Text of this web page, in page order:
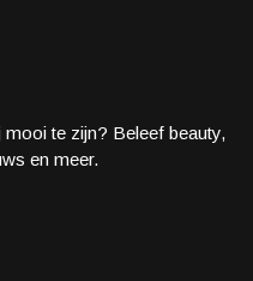
te zijn? Beleef beauty,
en meer.